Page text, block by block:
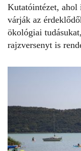
Kutatóintézet, ahol
várják az
ökológiai
rajzversenyt is